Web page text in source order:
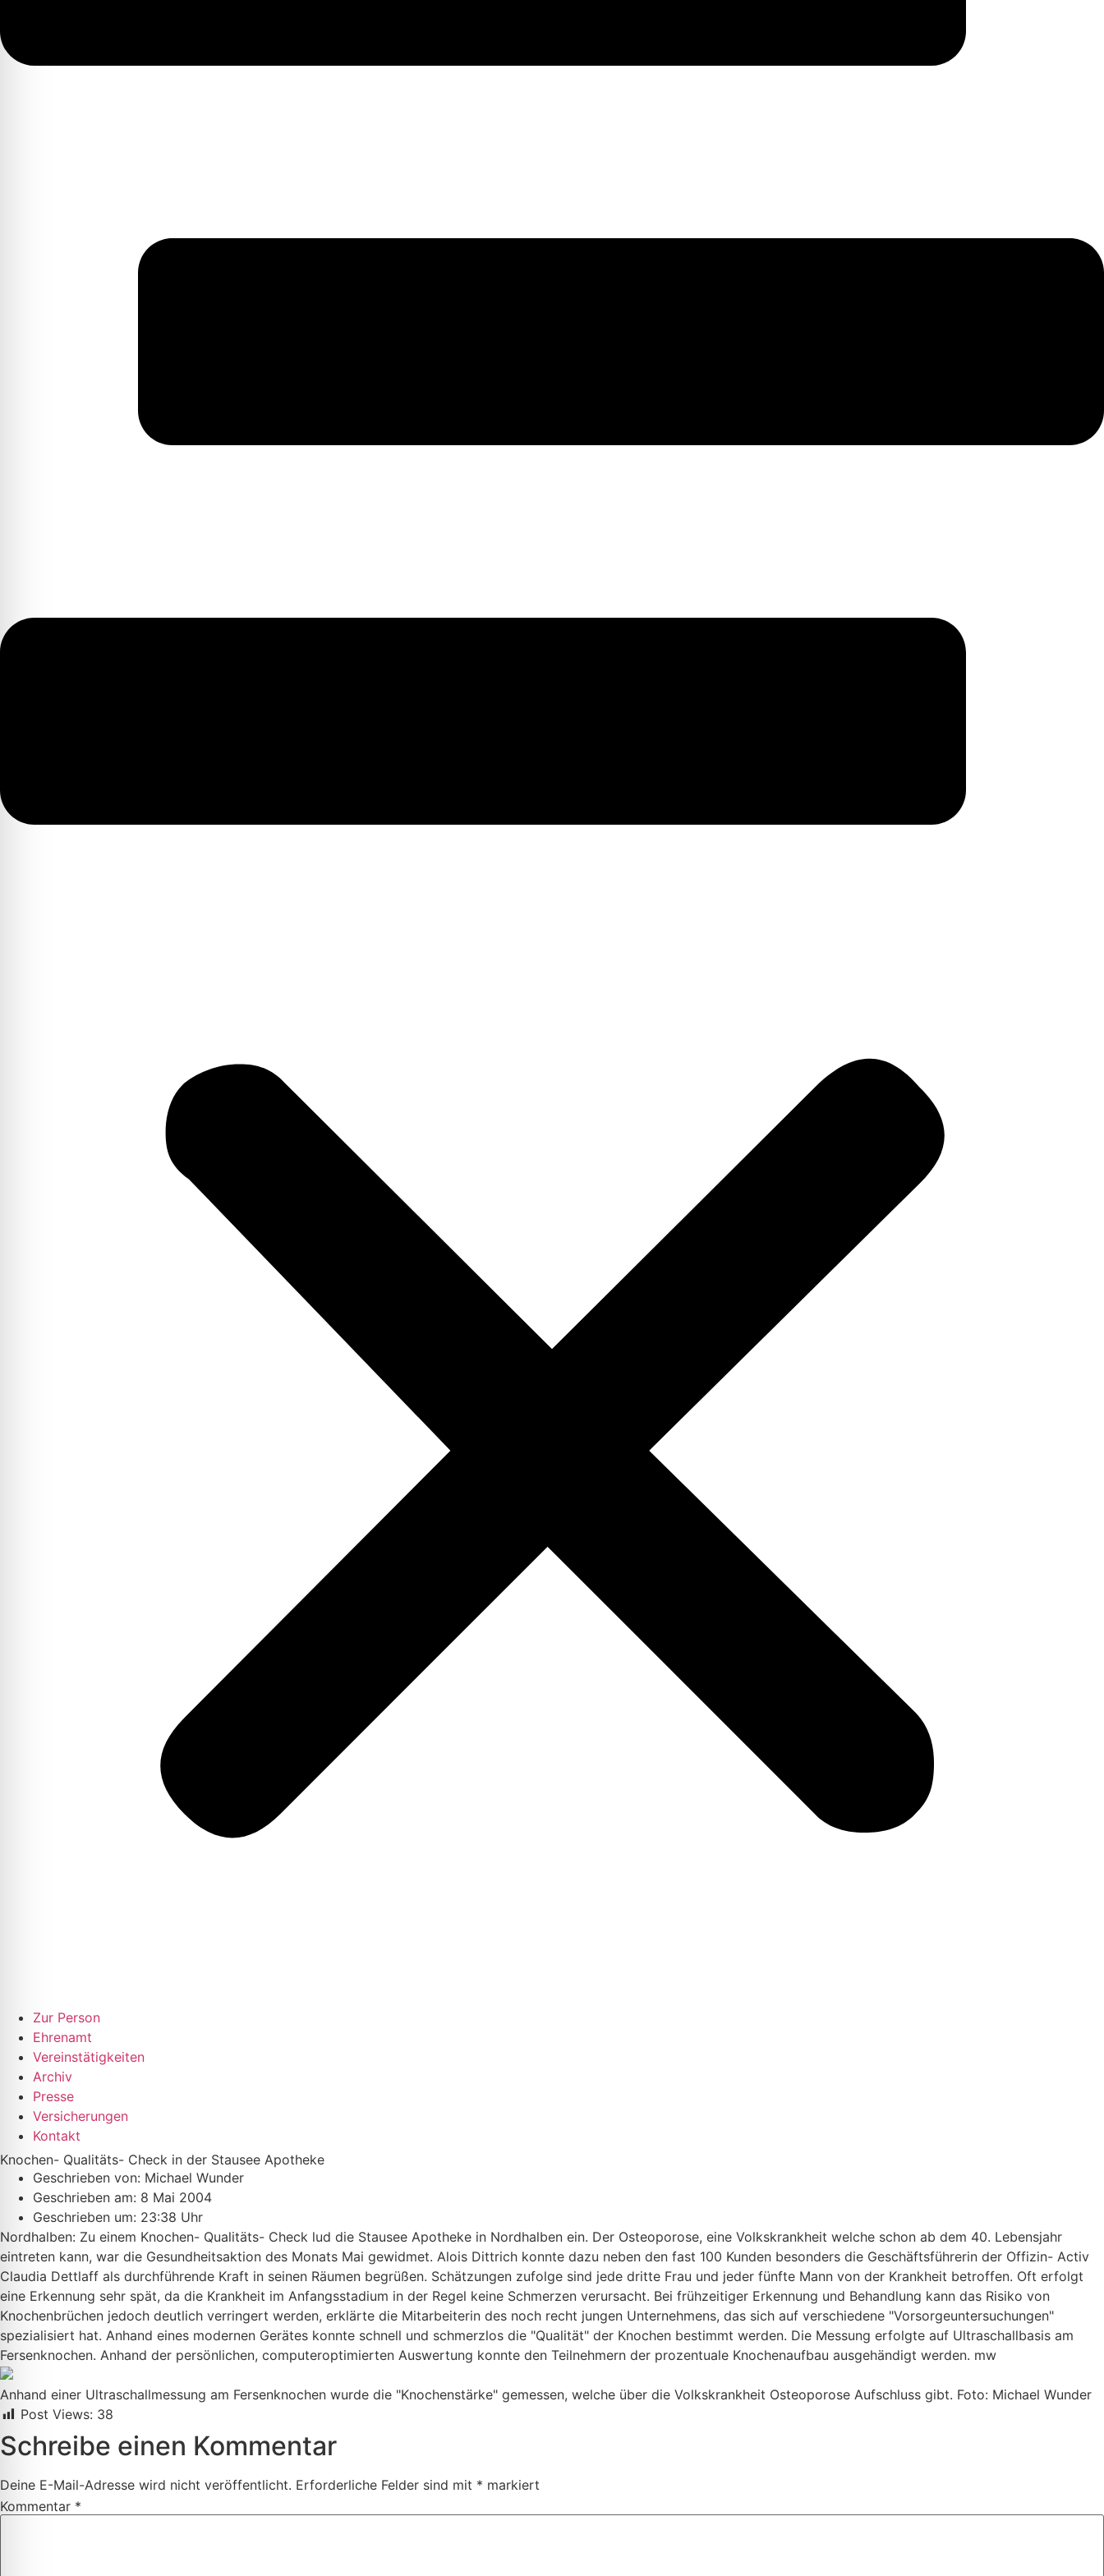
Zur Person
Ehrenamt
Vereinstätigkeiten
Archiv
Presse
Versicherungen
Kontakt
Knochen- Qualitäts- Check in der Stausee Apotheke
Geschrieben von: Michael Wunder
Geschrieben am: 8 Mai 2004
Geschrieben um: 23:38 Uhr
Nordhalben: Zu einem Knochen- Qualitäts- Check lud die Stausee Apotheke in Nordhalben ein. Der Osteoporose, eine Volkskrankheit welche schon ab dem 40. Lebensjahr
eintreten kann, war die Gesundheitsaktion des Monats Mai gewidmet. Alois Dittrich konnte dazu neben den fast 100 Kunden besonders die Geschäftsführerin der Offizin- Activ
Claudia Dettlaff als durchführende Kraft in seinen Räumen begrüßen. Schätzungen zufolge sind jede dritte Frau und jeder fünfte Mann von der Krankheit betroffen. Oft erfolgt
eine Erkennung sehr spät, da die Krankheit im Anfangsstadium in der Regel keine Schmerzen verursacht. Bei frühzeitiger Erkennung und Behandlung kann das Risiko von
Knochenbrüchen jedoch deutlich verringert werden, erklärte die Mitarbeiterin des noch recht jungen Unternehmens, das sich auf verschiedene "Vorsorgeuntersuchungen"
spezialisiert hat. Anhand eines modernen Gerätes konnte schnell und schmerzlos die "Qualität" der Knochen bestimmt werden. Die Messung erfolgte auf Ultraschallbasis am
Fersenknochen. Anhand der persönlichen, computeroptimierten Auswertung konnte den Teilnehmern der prozentuale Knochenaufbau ausgehändigt werden. mw
Anhand einer Ultraschallmessung am Fersenknochen wurde die "Knochenstärke" gemessen, welche über die Volkskrankheit Osteoporose Aufschluss gibt. Foto: Michael Wunder
Post Views: 38
Schreibe einen Kommentar
Deine E-Mail-Adresse wird nicht veröffentlicht. Erforderliche Felder sind mit * markiert
Kommentar *